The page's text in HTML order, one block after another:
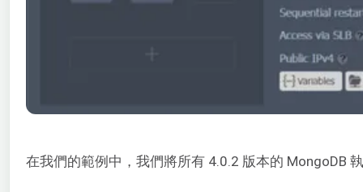
在我們的範例中，我們將所有 4.0.2 版本的 MongoDB